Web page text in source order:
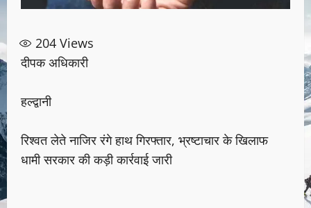
204 Views
दीपक अधिकारी
हल्द्वानी
रिश्वत लेते नाजिर रंगे हाथ गिरफ्तार, भ्रष्टाचार के खिलाफ
धामी सरकार की कड़ी कार्रवाई जारी